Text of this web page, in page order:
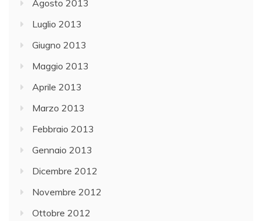
Agosto 2013
Luglio 2013
Giugno 2013
Maggio 2013
Aprile 2013
Marzo 2013
Febbraio 2013
Gennaio 2013
Dicembre 2012
Novembre 2012
Ottobre 2012